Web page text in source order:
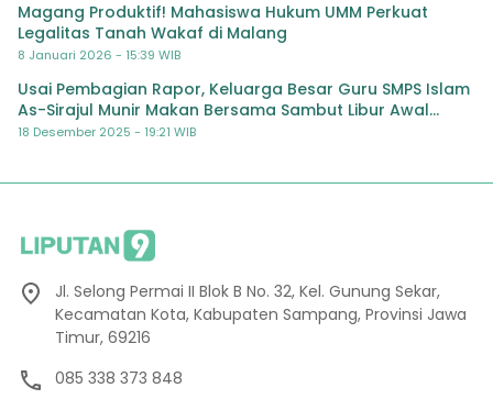
Magang Produktif! Mahasiswa Hukum UMM Perkuat
Legalitas Tanah Wakaf di Malang
8 Januari 2026 - 15:39 WIB
Usai Pembagian Rapor, Keluarga Besar Guru SMPS Islam
As-Sirajul Munir Makan Bersama Sambut Libur Awal
Semester
18 Desember 2025 - 19:21 WIB
Jl. Selong Permai II Blok B No. 32, Kel. Gunung Sekar,
Kecamatan Kota, Kabupaten Sampang, Provinsi Jawa
Timur, 69216
085 338 373 848